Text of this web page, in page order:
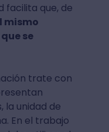
facilita que, de
mismo
se
trate con
la unidad de
En el trabajo